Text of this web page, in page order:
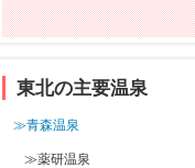
東北の主要温泉
≫青森温泉
≫薬研温泉